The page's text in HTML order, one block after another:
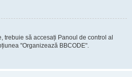
trebuie să accesați Panoul de control al
"Organizează BBCODE".